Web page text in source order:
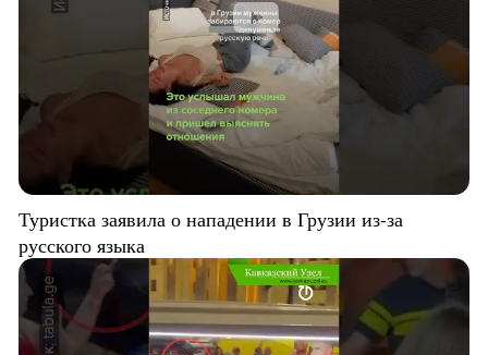
Туристка заявила о нападении в Грузии из-за
русского языка